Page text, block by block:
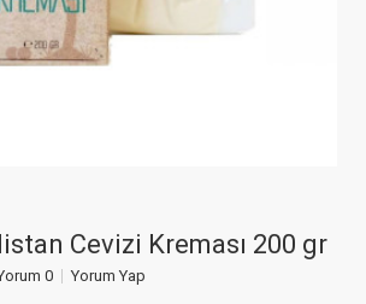
Cevizi Kreması 200 gr
0 Yorum Yap